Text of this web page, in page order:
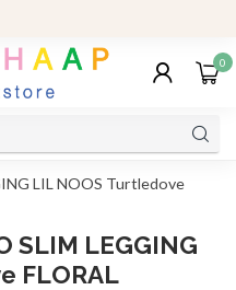
0
LIL NOOS Turtledove
SLIM LEGGING
FLORAL